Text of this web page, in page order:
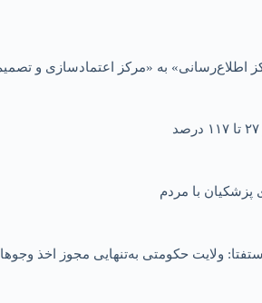
اطلاع‌رسانی» به «مرکز اعتمادسازی و
ولایت حکومتی به‌تنهایی مجوز اخذ